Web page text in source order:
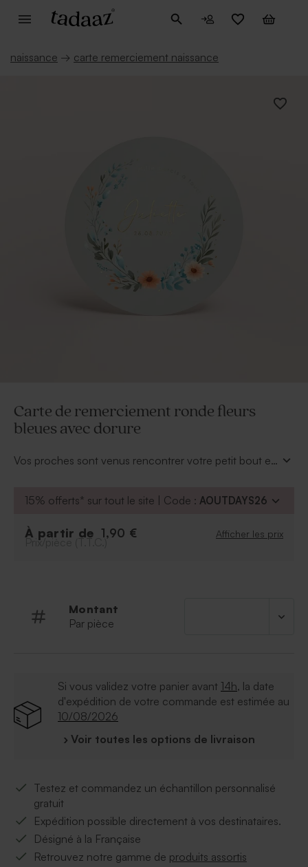
naissance → carte remerciement naissance
Carte de remerciement ronde fleurs
bleues avec dorure
Vos proches sont venus rencontrer votre petit bout et
tendresse.
15% offerts* sur tout le site | Code : AOUTDAYS26
À partir de 1,90 € Afficher les prix
Prix/pièce (T.T.C.)
Montant
Par pièce
Si vous validez votre panier avant 14h, la date
d'expédition de votre commande est estimée au
10/08/2026
› Voir toutes les options de livraison
Testez et commandez un échantillon personnalisé
gratuit
Expédition possible directement à vos destinataires.
Désigné à la Française
Retrouvez notre gamme de produits assortis